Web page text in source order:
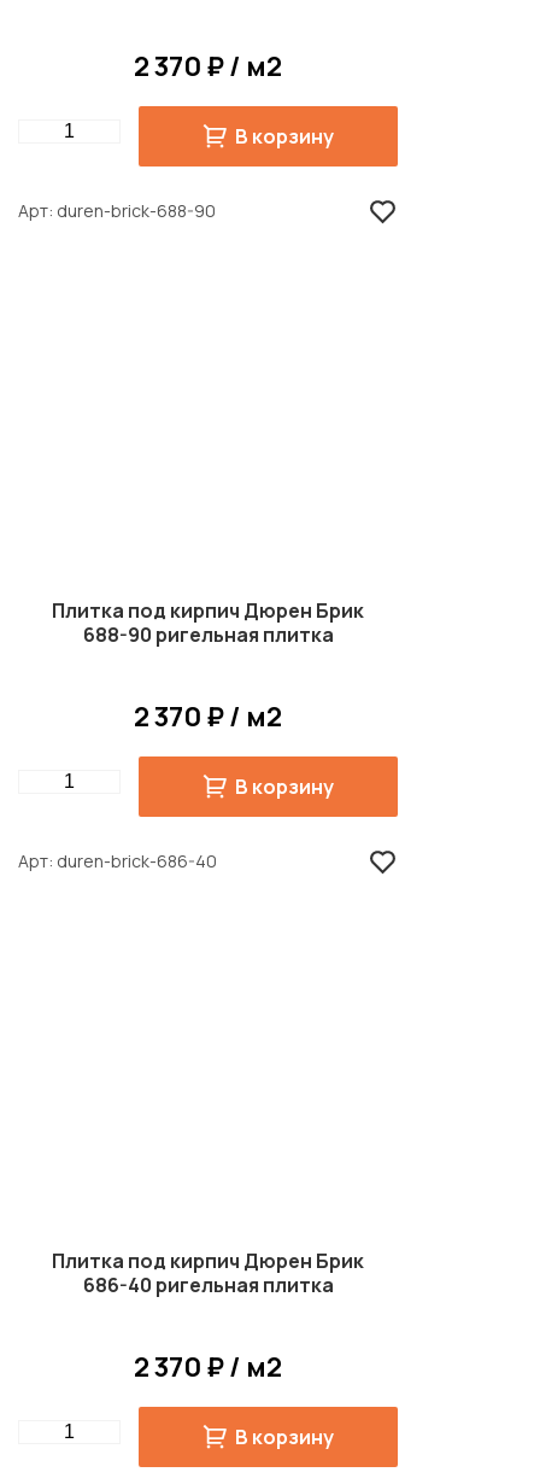
2 370 ₽ / м2
Quantity В корзину
Арт duren-brick-688-90
Плитка под кирпич Дюрен Брик
688-90 ригельная плитка
2 370 ₽ / м2
Quantity В корзину
Арт duren-brick-686-40
Плитка под кирпич Дюрен Брик
686-40 ригельная плитка
2 370 ₽ / м2
Quantity В корзину